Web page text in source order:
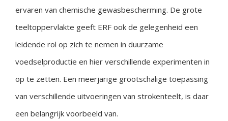
ervaren van chemische gewasbescherming. De grote
teeltoppervlakte geeft ERF ook de gelegenheid een
leidende rol op zich te nemen in duurzame
voedselproductie en hier verschillende experimenten in
op te zetten. Een meerjarige grootschalige toepassing
van verschillende uitvoeringen van strokenteelt, is daar
een belangrijk voorbeeld van.